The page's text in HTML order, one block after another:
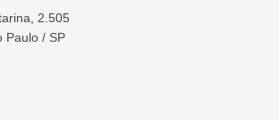
2.505
Paulo / SP